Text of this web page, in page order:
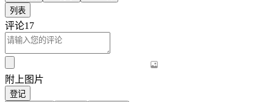
列表
评论17
附上图片
登记